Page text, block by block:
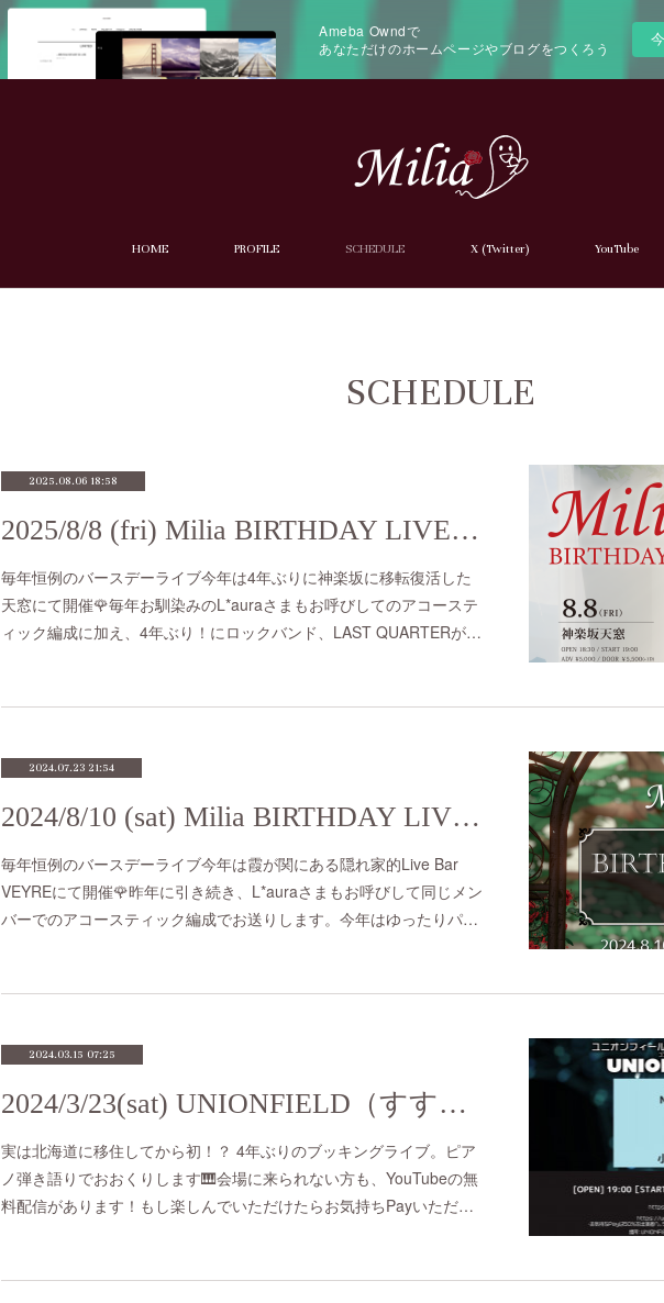
Ameba Owndで
あなただけのホームページやブログをつくろう
HOME PROFILE SCHEDULE X (Twitter) YouTube
SCHEDULE
2025.08.06 18:58
2025/8/8 (fri) Milia BIRTHDAY LIVE 2025
毎年恒例のバースデーライブ今年は4年ぶりに神楽坂に移転復活した
天窓にて開催🌹毎年お馴染みのL*auraさまもお呼びしてのアコーステ
ィック編成に加え、4年ぶり！にロックバンド、LAST QUARTERが…
2024.07.23 21:54
2024/8/10 (sat) Milia BIRTHDAY LIVE 2024
毎年恒例のバースデーライブ今年は霞が関にある隠れ家的Live Bar
VEYREにて開催🌹昨年に引き続き、L*auraさまもお呼びして同じメン
バーでのアコースティック編成でお送りします。今年はゆったりパ…
2024.03.15 07:25
2024/3/23(sat) UNIONFIELD（すすきの）
実は北海道に移住してから初！？ 4年ぶりのブッキングライブ。ピア
ノ弾き語りでおおくりします🎹会場に来られない方も、YouTubeの無
料配信があります！もし楽しんでいただけたらお気持ちPayいただ…